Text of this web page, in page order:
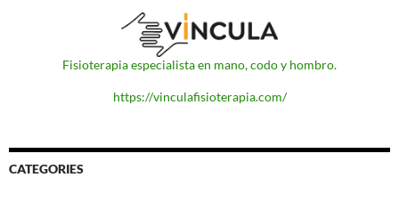
Fisioterapia especialista en mano, codo y hombro.
https://vinculafisioterapia.com/
CATEGORIES